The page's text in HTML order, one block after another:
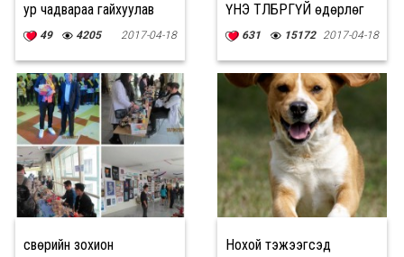
ур чадвараа гайхуулав
49 4205 2017-04-18
ҮНЭ ТӨЛБӨРГҮЙ өдөрлөг
болно
631 15172 2017-04-18
Өсвөрийн зохион
Нохой тэжээгсэд